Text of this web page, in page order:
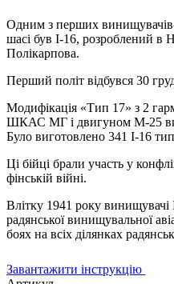
Одним з перших
шасі був І-16, розроблений
Полікарпова.
Перший політ відбувся 30
Модифікація «Тип 17» з 2
ШКАС МГ і двигуном М-25
Було виготовлено 341 І-16
Ці бійці брали участь у
фінській війні.
Влітку 1941 року винищувачі
радянської винищувальної
боях на всіх ділянках
Завантажити інструкцію